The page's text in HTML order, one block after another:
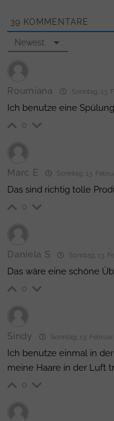
39 KOMMENTARE
Newest
Roumiana Sonntag, 13.
Ich benutze eine
0
Marc E Sonntag, 13.
Das sind richtig tolle
0
Daniela S Sonntag, 13.
Das wäre eine schöne
0
Sindy Sonntag, 13.
Ich benutze einmal in
meine Haare in der Luft
0